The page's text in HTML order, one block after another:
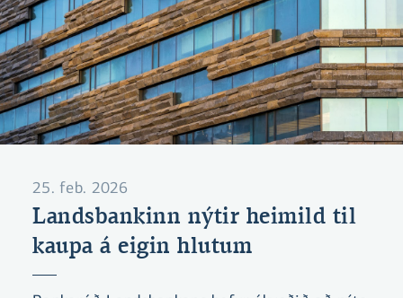
25. feb. 2026
Landsbankinn nýtir heimild til
kaupa á eigin hlutum